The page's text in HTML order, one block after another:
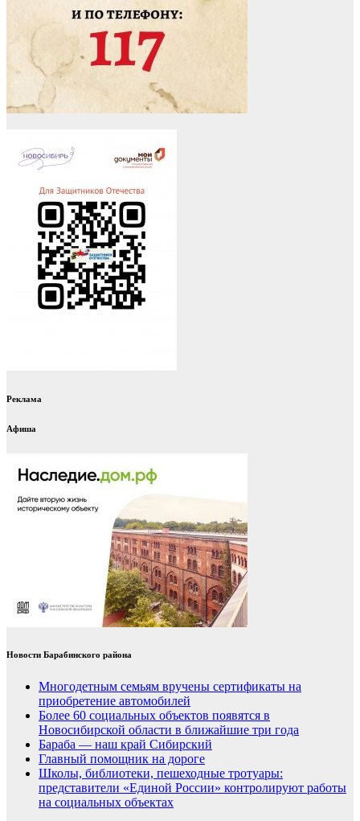
Реклама
Афиша
Новости Барабинского района
Многодетным семьям вручены сертификаты на
приобретение автомобилей
Более 60 социальных объектов появятся в
Новосибирской области в ближайшие три года
Бараба — наш край Сибирский
Главный помощник на дороге
Школы, библиотеки, пешеходные тротуары:
представители «Единой России» контролируют работы
на социальных объектах